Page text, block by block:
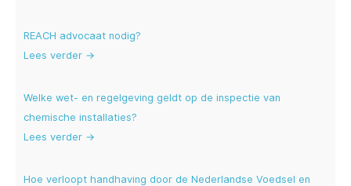
REACH advocaat nodig?
Lees verder →
Welke wet- en regelgeving geldt op de inspectie van
chemische installaties?
Lees verder →
Hoe verloopt handhaving door de Nederlandse Voedsel en